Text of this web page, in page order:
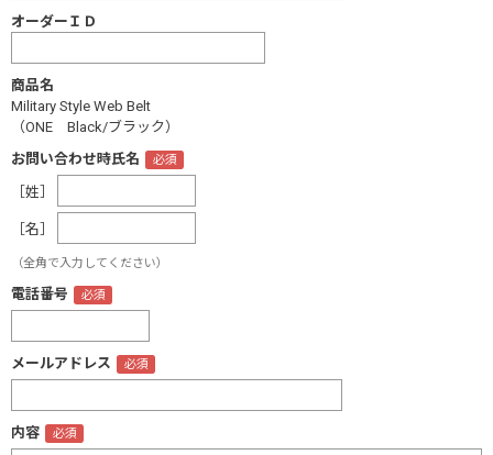
オーダーＩＤ
商品名
Military Style Web Belt
（ONE Black/ブラック）
お問い合わせ時氏名
［姓］
［名］
（全角で入力してください）
電話番号
メールアドレス
内容